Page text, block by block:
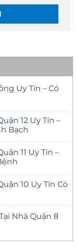
Uy Tín – Có
12 Uy Tín –
Bạch
11 Uy Tín –
10 Uy Tín Có
Nhà Quận 8